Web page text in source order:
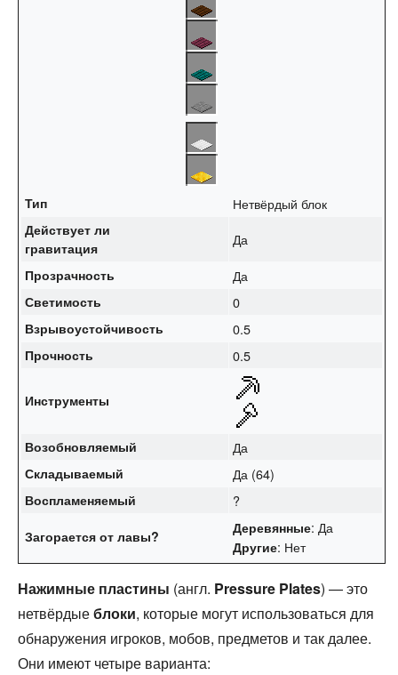
Тип Нетвёрдый блок
Действует ли
гравитация
Да
Прозрачность Да
Светимость 0
Взрывоустойчивость 0.5
Прочность 0.5
Инструменты
Возобновляемый Да
Складываемый Да (64)
Воспламеняемый ?
Загорается от лавы? Деревянные: Да
Другие: Нет
Нажимные пластины (англ. Pressure Plates) — это
нетвёрдыеблоки, которые могут использоваться для
обнаружения игроков, мобов, предметов и так далее.
Они имеют четыре варианта: